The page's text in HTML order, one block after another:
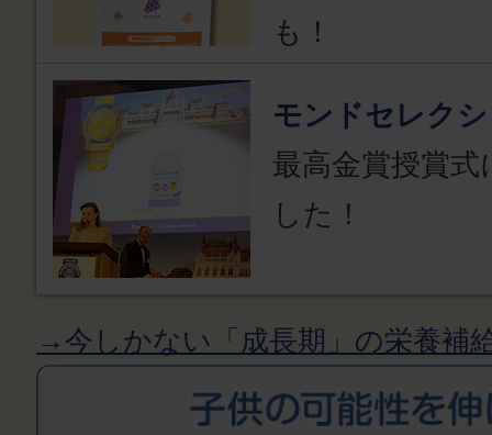
も！
モンドセレク
最高金賞授賞
した！
→今しかない「成長期」の栄養補